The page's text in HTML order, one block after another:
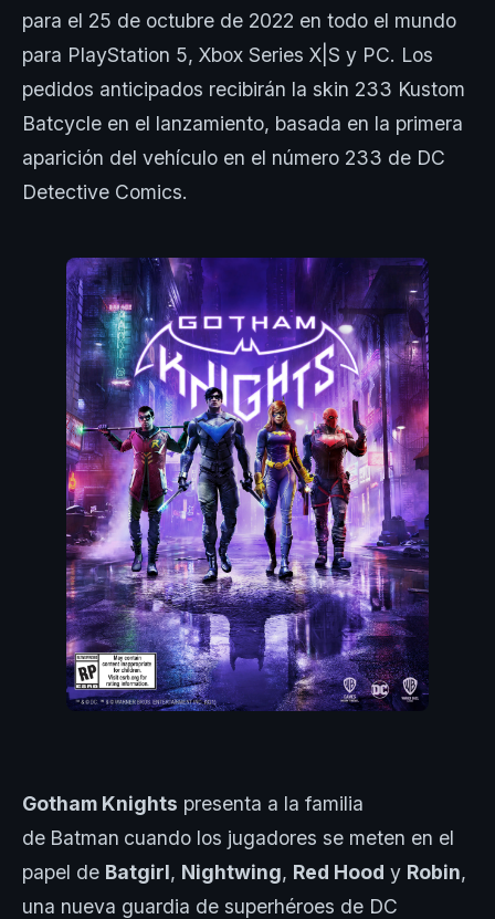
para el 25 de octubre de 2022 en todo el mundo
para PlayStation 5, Xbox Series X|S y PC. Los
pedidos anticipados recibirán la skin 233 Kustom
Batcycle en el lanzamiento, basada en la primera
aparición del vehículo en el número 233 de DC
Detective Comics.
Gotham Knights presenta a la familia
de Batman cuando los jugadores se meten en el
papel de Batgirl, Nightwing, Red Hood y Robin,
una nueva guardia de superhéroes de DC